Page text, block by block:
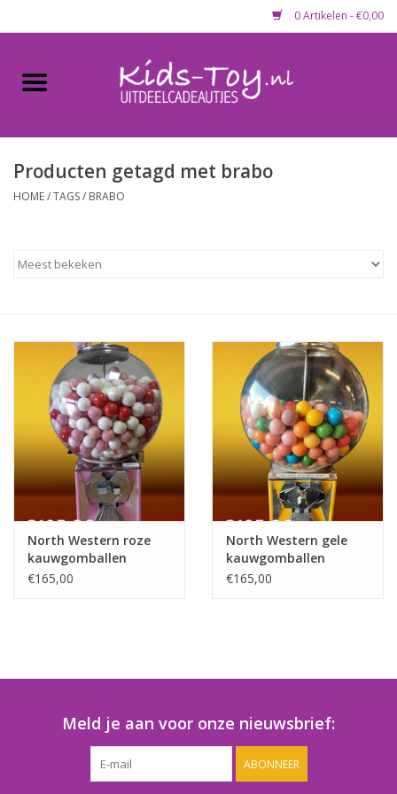
0 Artikelen - €0,00
Home
Gevulde capsules & mixen
Maandaanbieding
Lege capsules
Speelgoedautomaten
Speelgoedpakketten
Gevulde capsules & mixen
Klein speelgoed
Producten getagd met brabo
HOME/TAGS/ BRABO
North Western roze
kauwgomballen
automaat
€165,00
North Western gele
kauwgomballen
automaat
€165,00
Meld je aan voor onze nieuwsbrief:
ABONNEER